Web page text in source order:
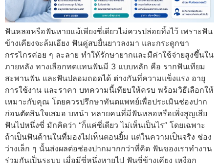
ฟันหลอหรือฟันหายแม้เพียงซี่เดียวไม่ควรปล่อยทิ้งไว้ เพราะฟัน
ข้างเคียงจะล้มเอียง ฟันคู่สบยื่นยาวลงมา และกระดูกขา
กรรไกรค่อย ๆ ละลาย ทำให้รักษายากและมีค่าใช้จ่ายสูงขึ้นใน
ภายหลัง ทางเลือกทดแทนฟันมี 3 แบบหลัก คือ รากฟันเทียม
สะพานฟัน และฟันปลอมถอดได้ ต่างกันที่ความแข็งแรง อายุ
การใช้งาน และราคา บทความนี้เทียบให้ครบ พร้อมวิธีเลือกให้
เหมาะกับคุณ โดยควรปรึกษาทันตแพทย์เพื่อประเมินช่องปาก
ก่อนตัดสินใจเสมอ บทนำ หลายคนที่มีฟันหลอหรือเพิ่งสูญเสีย
ฟันไปหนึ่งซี่ มักคิดว่า “ก็แค่ซี่เดียว ไม่เห็นเป็นไร” โดยเฉพาะ
ถ้าเป็นฟันด้านในที่มองไม่เห็นตอนยิ้ม แต่ในความเป็นจริง ช่อง
ว่างเล็ก ๆ นั้นส่งผลต่อช่องปากมากกว่าที่คิด ฟันของเราทำงาน
ร่วมกันเป็นระบบ เมื่อมีซี่หนึ่งหายไป ฟันซี่ข้างเคียง เหงือก